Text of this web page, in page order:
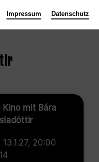
Kino mit Bára
13.1.27, 20:00
Impressum Datenschutz